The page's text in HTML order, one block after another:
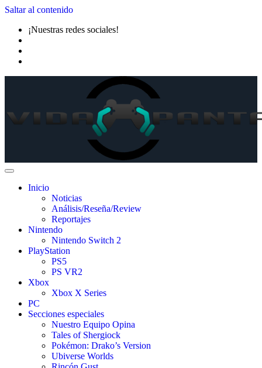
Saltar al contenido
¡Nuestras redes sociales!
Inicio
Noticias
Análisis/Reseña/Review
Reportajes
Nintendo
Nintendo Switch 2
PlayStation
PS5
PS VR2
Xbox
Xbox X Series
PC
Secciones especiales
Nuestro Equipo Opina
Tales of Shergiock
Pokémon: Drako’s Version
Ubiverse Worlds